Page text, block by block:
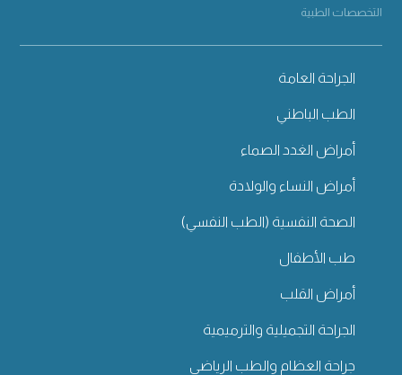
التخصصات الطبية
الجراحة العامة
الطب الباطني
أمراض الغدد الصماء
أمراض النساء والولادة
الصحة النفسية (الطب النفسي)
طب الأطفال
أمراض القلب
الجراحة التجميلية والترميمية
جراحة العظام والطب الرياضي